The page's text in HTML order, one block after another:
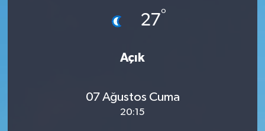
27°
Açık
07 Ağustos Cuma
20:15